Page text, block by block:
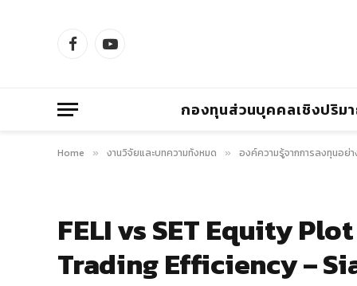
FacebookYouTube
กองทุนส่วนบุคคลเชิงปริม
Home » งานวิจัยและบทความทั้งหมด » องค์ความรู้จากการลงทุนอย่า
FELI vs SET Equity
Trading Efficiency –